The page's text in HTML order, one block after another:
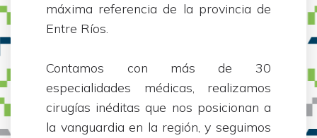
máxima referencia de la provincia de
Entre Ríos.
Contamos con más de 30
especialidades médicas, realizamos
cirugías inéditas que nos posicionan a
la vanguardia en la región, y seguimos